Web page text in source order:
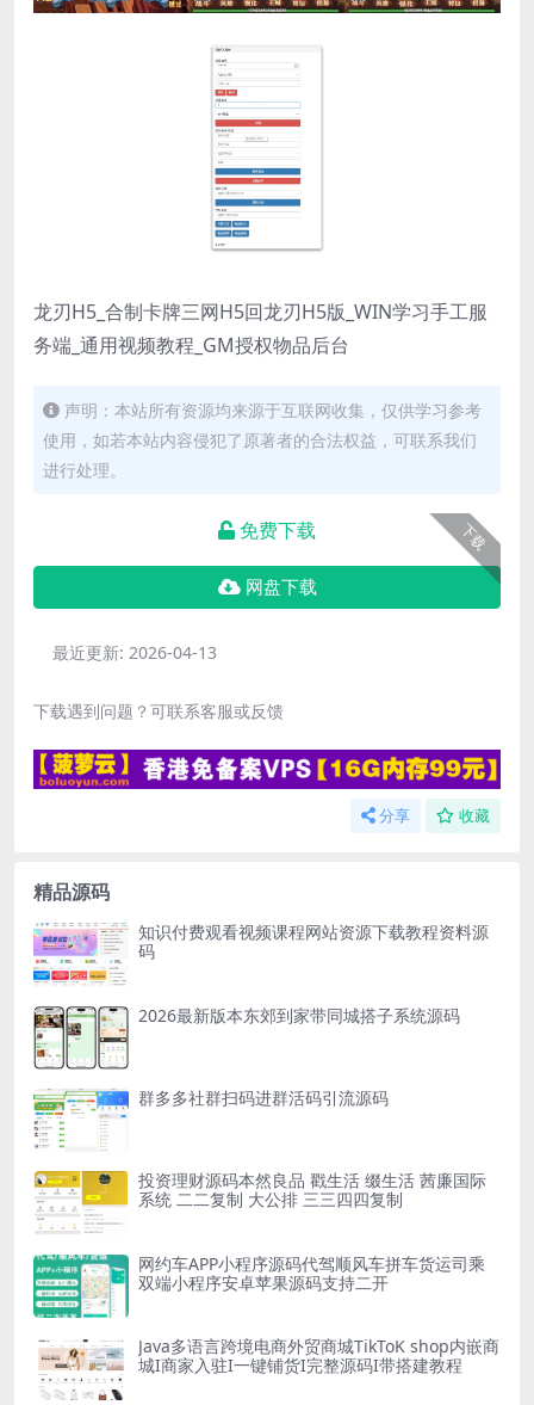
龙刃H5_合制卡牌三网H5回龙刃H5版_WIN学习手工服
务端_通用视频教程_GM授权物品后台
声明：本站所有资源均来源于互联网收集，仅供学习参考
使用，如若本站内容侵犯了原著者的合法权益，可联系我们
进行处理。
下载
免费下载
网盘下载
最近更新: 2026-04-13
下载遇到问题？可联系客服或反馈
分享 收藏
精品源码
知识付费观看视频课程网站资源下载教程资料源
码
2026最新版本东郊到家带同城搭子系统源码
群多多社群扫码进群活码引流源码
投资理财源码本然良品 戳生活 缀生活 茜廉国际
系统 二二复制 大公排 三三四四复制
网约车APP小程序源码代驾顺风车拼车货运司乘
双端小程序安卓苹果源码支持二开
Java多语言跨境电商外贸商城TikToK shop内嵌商
城I商家入驻I一键铺货I完整源码I带搭建教程